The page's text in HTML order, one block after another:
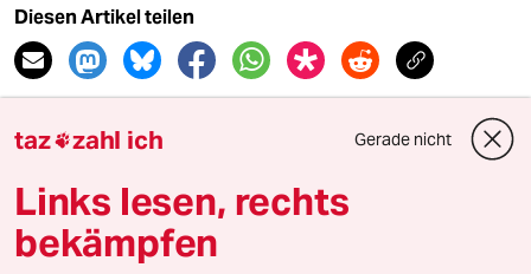
Diesen Artikel teilen
Mehr zum Thema
taz zahl ich Gerade nicht
Links lesen, rechts
bekämpfen